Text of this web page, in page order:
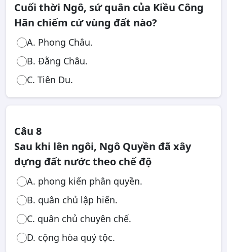
Cuối thời Ngô, sứ quân của Kiều Công
Hãn chiếm cứ vùng đất nào?
A. Phong Châu.
B. Đằng Châu.
C. Tiên Du.
Câu 8
Sau khi lên ngôi, Ngô Quyền đã xây
dựng đất nước theo chế độ
A. phong kiến phân quyền.
B. quân chủ lập hiến.
C. quân chủ chuyên chế.
D. cộng hòa quý tộc.